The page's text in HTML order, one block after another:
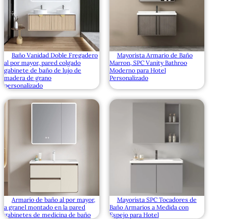
Baño Vanidad Doble Fregadero
al por mayor, pared colgado
gabinete de baño de lujo de
madera de grano
personalizado
Mayorista Armario de Baño
Marron, SPC Vanity Bathroo
Moderno para Hotel
Personalizado
Armario de baño al por mayor,
a granel montado en la pared
gabinetes de medicina de baño
Mayorista SPC Tocadores de
Baño Armarios a Medida con
Espejo para Hotel